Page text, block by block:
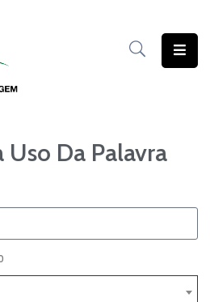
Uso Da Palavra